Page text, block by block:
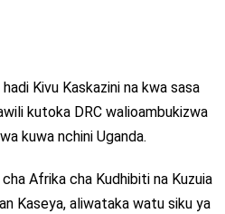
Kivu Kaskazini na kwa sasa
kutoka DRC walioambukizwa
kuwa nchini Uganda.
Afrika cha Kudhibiti na Kuzuia
Kaseya, aliwataka watu siku ya